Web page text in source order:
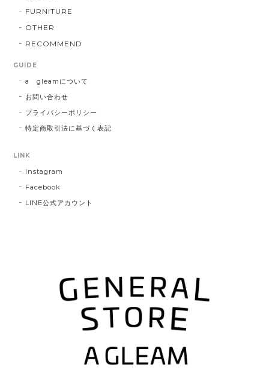
FURNITURE
OTHER
RECOMMEND
GUIDE
a gleamについて
お問い合わせ
プライバシーポリシー
特定商取引法に基づく表記
LINK
Instagram
Facebook
LINE公式アカウント